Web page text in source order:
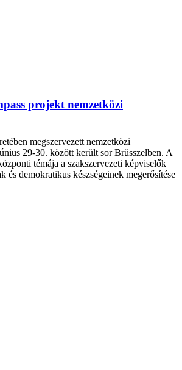
projekt nemzetközi
megszervezett nemzetközi
29-30. között került sor Brüsszelben. A
témája a szakszervezeti képviselők
és demokratikus készségeinek megerősítése